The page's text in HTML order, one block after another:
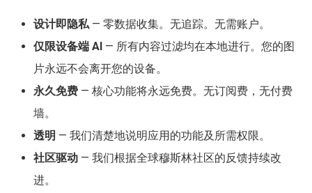
设计即隐私— 零数据收集。无追踪。无需账户。
仅限设备端 AI — 所有内容过滤均在本地进行。您的图
片永远不会离开您的设备。
永久免费 — 核心功能将永远免费。无订阅费，无付费
墙。
透明 — 我们清楚地说明应用的功能及所需权限。
社区驱动 — 我们根据全球穆斯林社区的反馈持续改
进。